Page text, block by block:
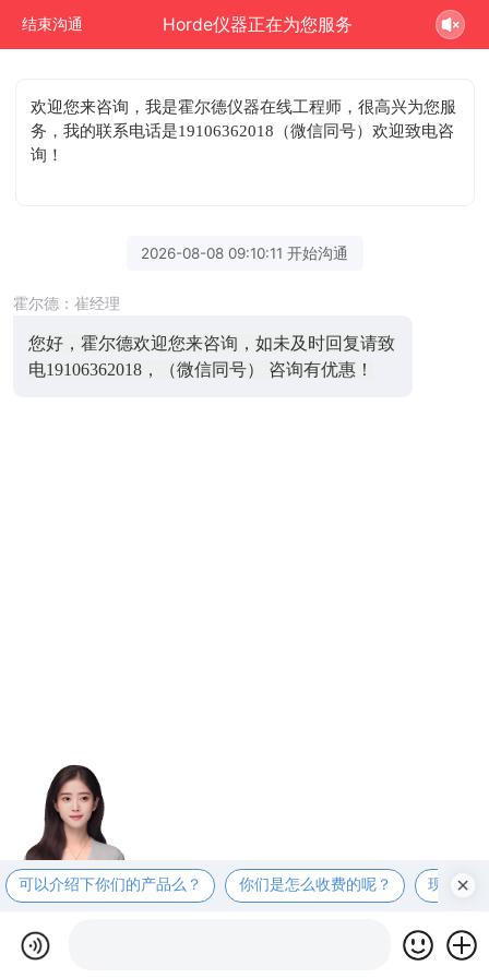
结束沟通 Horde仪器正在为您服务
欢迎您来咨询 ，我是霍尔德仪器在线工程师，很高兴为您服
务，我的联系电话是19106362018（微信同号）欢迎致电咨
询！
2026-08-08 09:10:11 开始沟通
霍尔德：崔经理
您好，霍尔德欢迎您来咨询，如未及时回复请致
电19106362018，（微信同号） 咨询有优惠！
可以介绍下你们的产品么？ 你们是怎么收费的呢？ 现在有